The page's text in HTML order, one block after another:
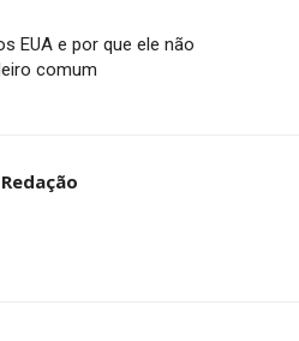
EUA e por que ele não
comum
Redação